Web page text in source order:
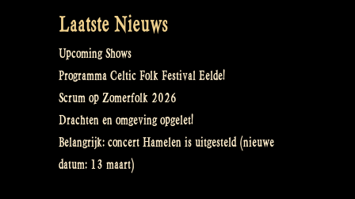
Laatste Nieuws
Upcoming Shows
Programma Celtic Folk Festival Eelde!
Scrum op Zomerfolk 2026
Drachten en omgeving opgelet!
Belangrijk: concert Hamelen is uitgesteld (nieuwe
datum: 13 maart)